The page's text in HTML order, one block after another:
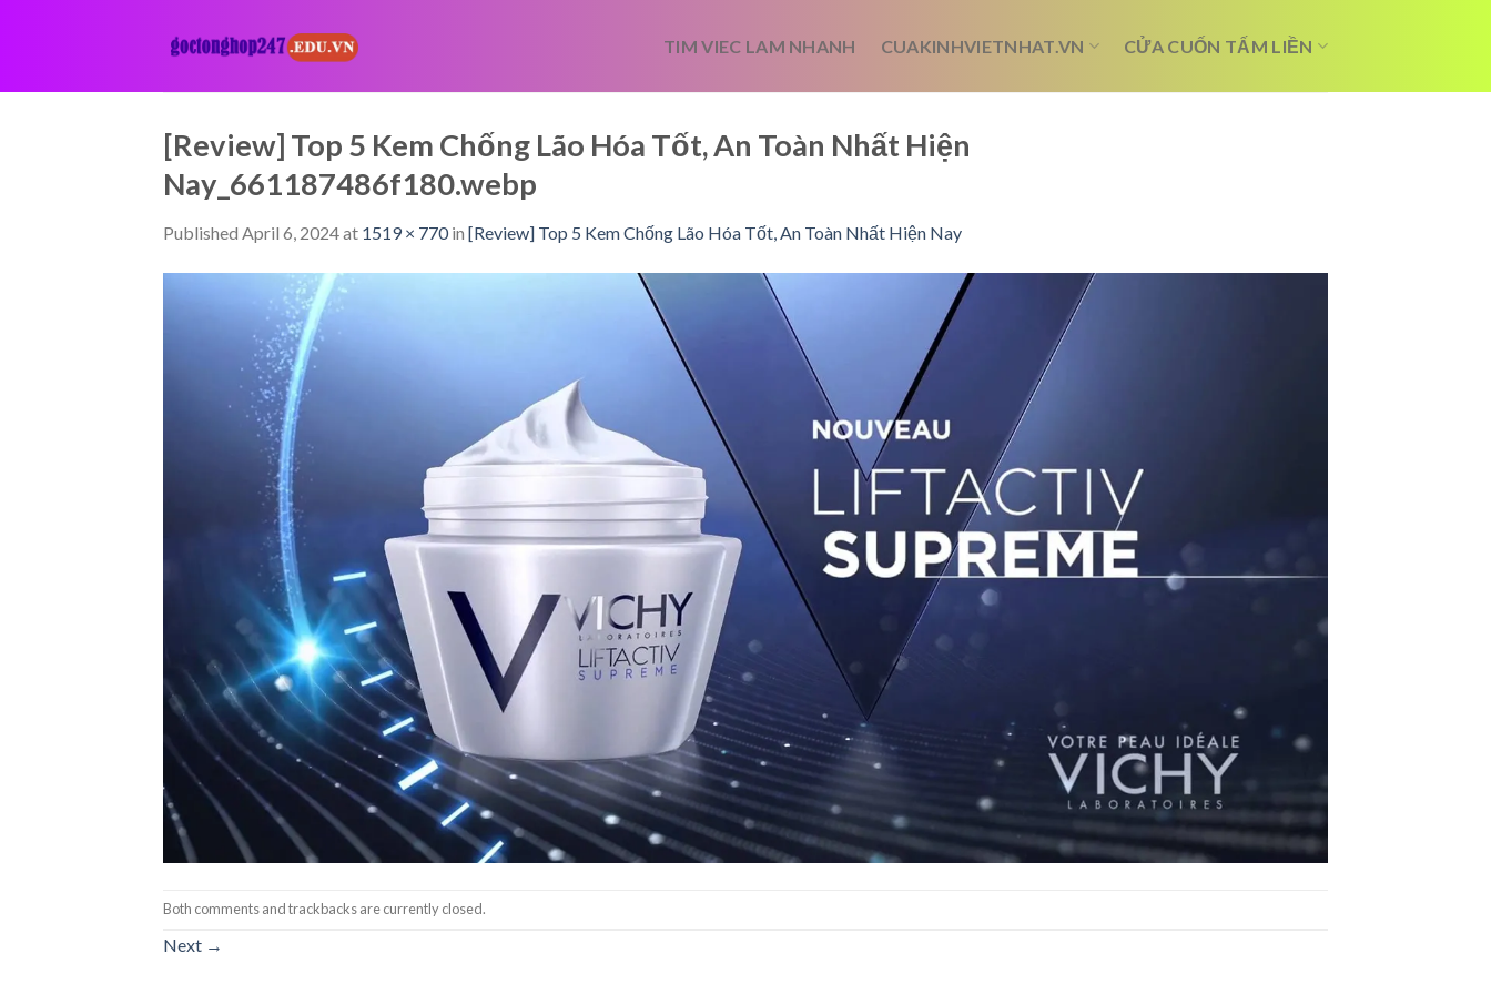
TIM VIEC LAM NHANH CUAKINHVIETNHAT.VN CỬA CUỐN TẤM LIỀN
[Review] Top 5 Kem Chống Lão Hóa Tốt, An Toàn Nhất Hiện
Nay_661187486f180.webp
Published April 6, 2024at 1519 × 770in [Review] Top 5 Kem Chống Lão Hóa Tốt, An Toàn Nhất Hiện Nay
Both comments and trackbacks are currently closed.
Next →